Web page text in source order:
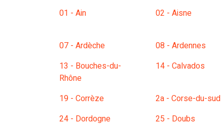
01 - Ain 02 - Aisne
07 - Ardèche 08 - Ardennes
13 - Bouches-du-
Rhône
14 - Calvados
19 - Corrèze 2a - Corse-du-sud
24 - Dordogne
25 - Doubs